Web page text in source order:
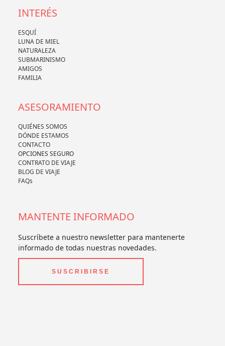
INTERÉS
ESQUÍ
LUNA DE MIEL
NATURALEZA
SUBMARINISMO
AMIGOS
FAMILIA
ASESORAMIENTO
QUIÉNES SOMOS
DÓNDE ESTAMOS
CONTACTO
OPCIONES SEGURO
CONTRATO DE VIAJE
BLOG DE VIAJE
FAQs
MANTENTE INFORMADO
Suscríbete a nuestro newsletter para mantenerte
informado de todas nuestras novedades.
SUSCRIBIRSE